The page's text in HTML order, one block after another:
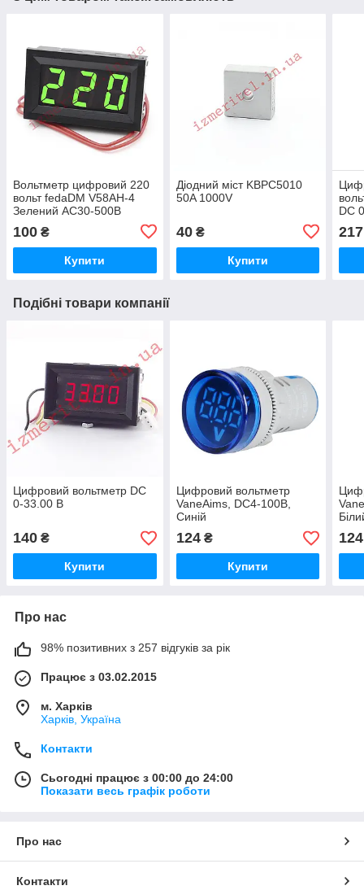
Вольтметр цифровий 220
вольт fedaDM V58AH-4
Зелений AC30-500В
100 ₴
Купити
Діодний міст KBPC5010
50A 1000V
40₴
Купити
DC
217
Подібні товари компанії
Цифровий вольтметр DC
0-33.00 В
140 ₴
Купити
Цифровий вольтметр
VaneAims, DC4-100В,
Синій
124₴
Купити
124
Про нас
98% позитивних з 257 відгуків за рік
Працює з 03.02.2015
м. Харків
Харків, Україна
Контакти
Сьогодні працює з 00:00 до 24:00
Показати весь графік роботи
Про нас
Контакти